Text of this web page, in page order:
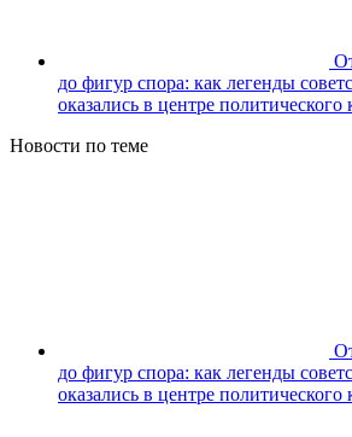
до фигур спора: как легенды
оказались в центре политического
Новости по теме
до фигур спора: как легенды
оказались в центре политического